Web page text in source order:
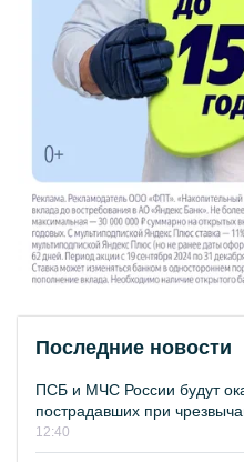
Последние новости
ПСБ и МЧС России будут
пострадавших при
12:40